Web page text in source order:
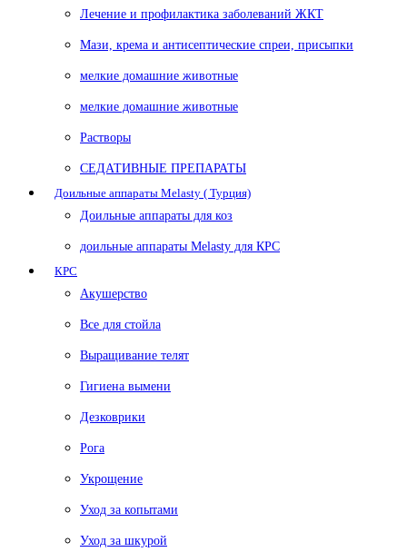
Лечение и профилактика заболеваний ЖКТ
Мази, крема и антисептические спреи, присыпки
мелкие домашние животные
мелкие домашние животные
Растворы
СЕДАТИВНЫЕ ПРЕПАРАТЫ
Доильные аппараты Melasty ( Турция)
Доильные аппараты для коз
доильные аппараты Melasty для КРС
КРС
Акушерство
Все для стойла
Выращивание телят
Гигиена вымени
Дезковрики
Рога
Укрощение
Уход за копытами
Уход за шкурой